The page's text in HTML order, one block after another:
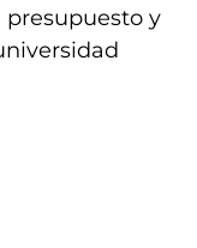
presupuesto y